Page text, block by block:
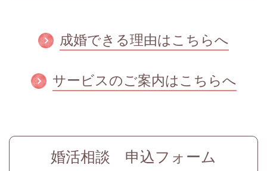
成婚できる理由はこちらへ
サービスのご案内はこちらへ
婚活相談 申込フォーム